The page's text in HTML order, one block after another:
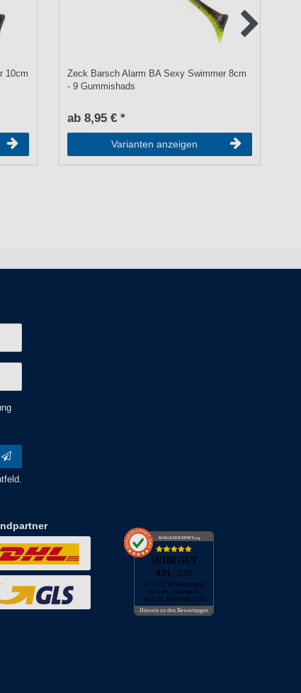
10cm
Zeck Barsch Alarm BA Sexy Swimmer 8cm
- 9 Gummishads
ab 8,95 € *
Varianten anzeigen
AUSGEZEICHNET.org
SEHR GUT
4.91/ 5.00
173.452 Bewertungen
von hier, amazon.de,
ebay.de, facebook.com
Hinweis zu den Bewertungen